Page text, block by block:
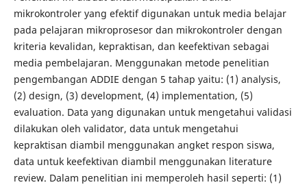
mikrokontroler yang efektif digunakan untuk media belajar
pada pelajaran mikroprosesor dan mikrokontroler dengan
kriteria kevalidan, kepraktisan, dan keefektivan sebagai
media pembelajaran. Menggunakan metode penelitian
pengembangan ADDIE dengan 5 tahap yaitu: (1) analysis,
(2) design, (3) development, (4) implementation, (5)
evaluation. Data yang digunakan untuk mengetahui validasi
dilakukan oleh validator, data untuk mengetahui
kepraktisan diambil menggunakan angket respon siswa,
data untuk keefektivan diambil menggunakan literature
review. Dalam penelitian ini memperoleh hasil seperti: (1)